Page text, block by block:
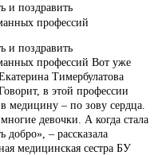
и поздравить
профессий
и поздравить
профессий Вот уже
Тимербулатова
в этой профессии
медицину – по зову сердца.
девочки. А когда стала
добро», – рассказала
медицинская сестра БУ